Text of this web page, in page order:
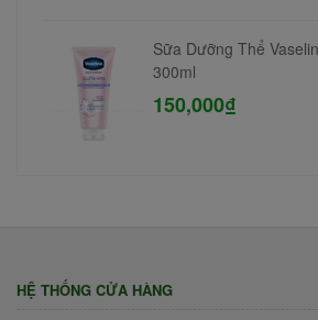
Sữa Dưỡng Thể
300ml
150,000₫
HỆ THỐNG CỬA HÀNG